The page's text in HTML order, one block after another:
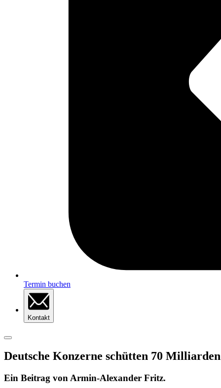
Termin buchen
Kontakt
Deutsche Konzerne schütten 70
Ein Beitrag von Armin-Alexander Fritz.